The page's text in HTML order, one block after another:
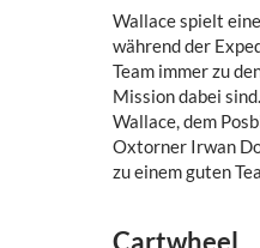
Wallace spielt
während der
Team immer zu
Mission dabei
Wallace, dem
Oxtorner Irwan
zu einem guten
Cartwheel